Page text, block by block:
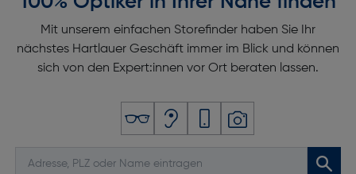
Mit unserem einfachen Storefinder haben Sie Ihr
nächstes Hartlauer Geschäft immer im Blick und können
sich von den Expert:innen vor Ort beraten lassen.